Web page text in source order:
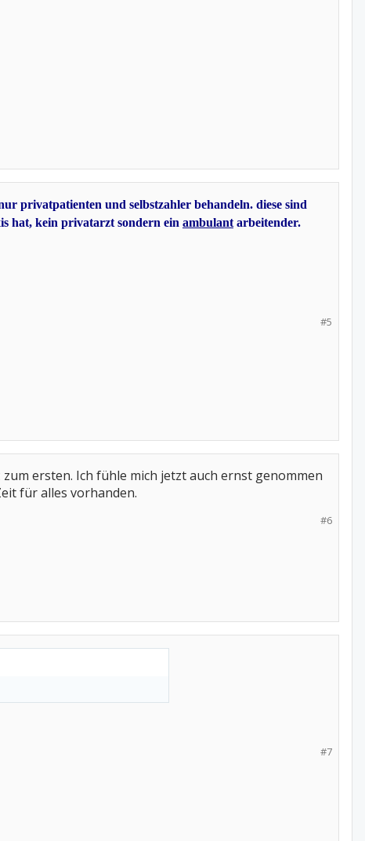
privatpatienten und selbstzahler behandeln. diese sind
hat, kein privatarzt sondern ein ambulant arbeitender.
#5
ersten. Ich fühle mich jetzt auch ernst genommen
für alles vorhanden.
#6
#7